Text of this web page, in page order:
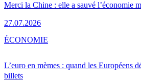
Merci la Chine : elle a sauvé l’économie
27.07.2026
L’euro en mèmes : quand les Européens
billets
ÉCONOMIE